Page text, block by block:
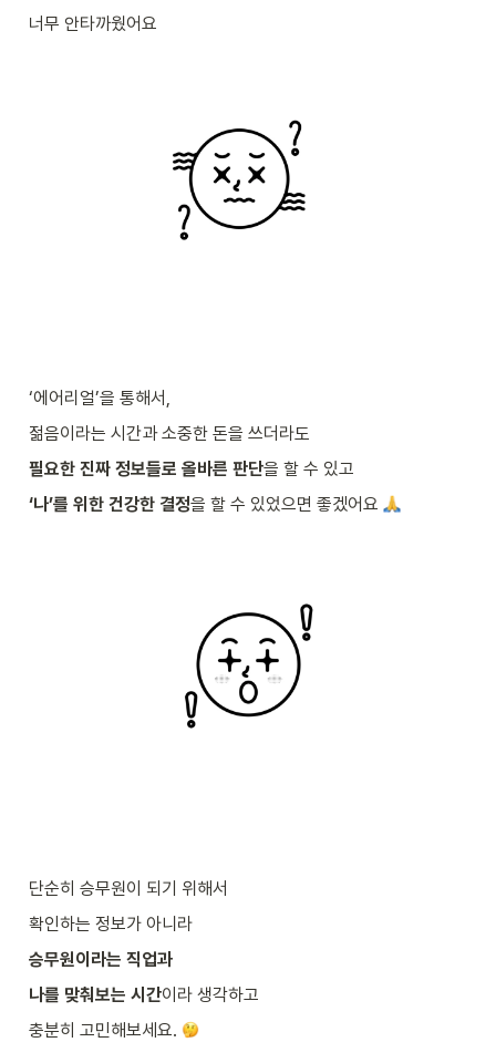
너무 안타까웠어요
‘에어리얼’을 통해서,
젊음이라는 시간과 소중한 돈을 쓰더라도
필요한 진짜 정보들로 올바른 판단을 할 수 있고
‘나’를 위한 건강한 결정을 할 수 있었으면 좋겠어요
단순히 승무원이 되기 위해서
확인하는 정보가 아니라
승무원이라는 직업과
나를 맞춰보는 시간이라 생각하고
충분히 고민해보세요.